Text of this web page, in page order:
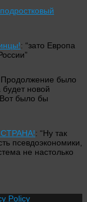
: “зато Европа
”
Продолжение было
новой
было бы
: “Ну так
псевдоэкономики,
не настолько
Policy